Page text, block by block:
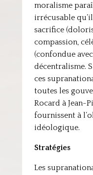
moralisme
irrécusable
sacrifice
compassion,
(confondue
décentralisme.
ces
toutes les
Rocard à Jean-
fournissent à
idéologique.
Stratégies
Les